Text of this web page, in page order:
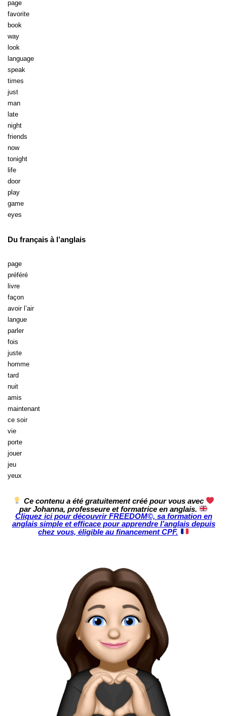
page
favorite
book
way
look
language
speak
times
just
man
late
night
friends
now
tonight
life
door
play
game
eyes
Du français à l’anglais
page
préféré
livre
façon
avoir l’air
langue
parler
fois
juste
homme
tard
nuit
amis
maintenant
ce soir
vie
porte
jouer
jeu
yeux
Ce contenu a été gratuitement créé pour vous avec
par Johanna, professeure et formatrice en anglais.
Cliquez ici pour découvrir FREEDOM©, sa formation en
anglais simple et efficace pour apprendre l’anglais depuis
chez vous, éligible au financement CPF.